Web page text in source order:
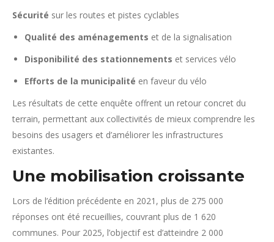
Sécurité sur les routes et pistes cyclables
Qualité des aménagements et de la signalisation
Disponibilité des stationnements et services vélo
Efforts de la municipalité en faveur du vélo
Les résultats de cette enquête offrent un retour concret du
terrain, permettant aux collectivités de mieux comprendre les
besoins des usagers et d’améliorer les infrastructures
existantes.
Une mobilisation croissante
Lors de l’édition précédente en 2021, plus de 275 000
réponses ont été recueillies, couvrant plus de 1 620
communes. Pour 2025, l’objectif est d’atteindre 2 000